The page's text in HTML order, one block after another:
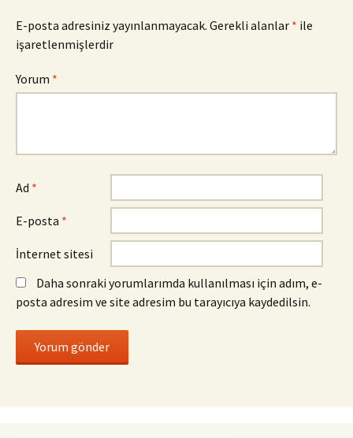
E-posta adresiniz yayınlanmayacak. Gerekli alanlar * ile
işaretlenmişlerdir
Yorum *
Ad *
E-posta *
İnternet sitesi
Daha sonraki yorumlarımda kullanılması için adım, e-
posta adresim ve site adresim bu tarayıcıya kaydedilsin.